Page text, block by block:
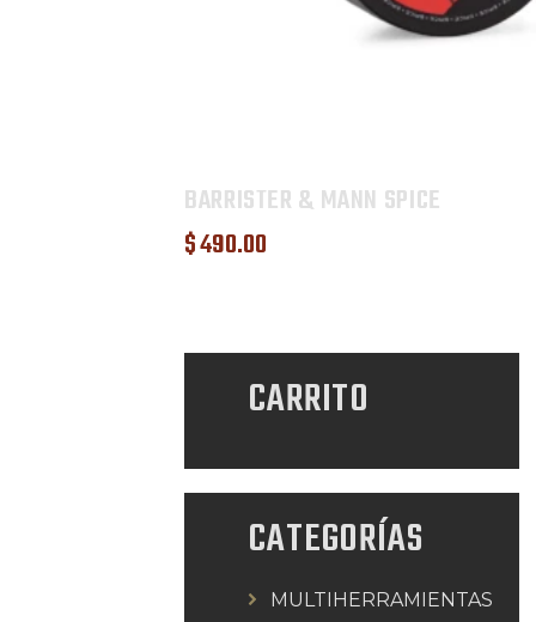
BARRISTER & MANN SPICE
$490.00
CARRITO
CATEGORÍAS
MULTIHERRAMIENTAS